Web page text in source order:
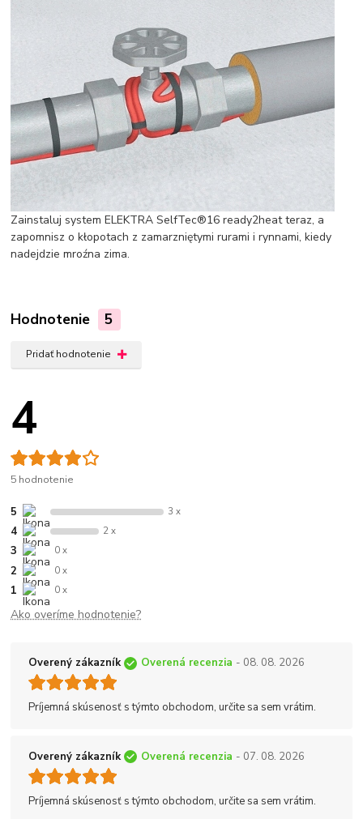
Zainstaluj system ELEKTRA SelfTec®16 ready2heat teraz, a
zapomnisz o kłopotach z zamarzniętymi rurami i rynnami, kiedy
nadejdzie mroźna zima.
Hodnotenie 5
Pridať hodnotenie
4
5 hodnotenie
5 3 x
4 2 x
3 0 x
2 0 x
1 0 x
Ako overíme hodnotenie?
Overený zákazník Overená recenzia - 08. 08. 2026
Príjemná skúsenosť s týmto obchodom, určite sa sem vrátim.
Overený zákazník Overená recenzia - 07. 08. 2026
Príjemná skúsenosť s týmto obchodom, určite sa sem vrátim.